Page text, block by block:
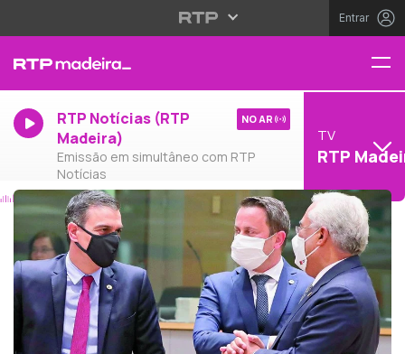
Entrar
RTP Notícias (RTP
Madeira)
Emissão em simultâneo com RTP
Notícias
NO AR
TV
RTP